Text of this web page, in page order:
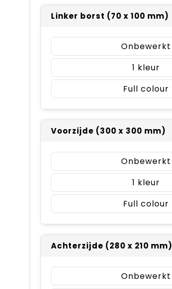
Linker borst (70 x 100 mm)
Onbewerkt
1
Full colour
Voorzijde (300 x 300 mm)
Onbewerkt
1
Full colour
Achterzijde (280 x 210 mm)
Onbewerkt